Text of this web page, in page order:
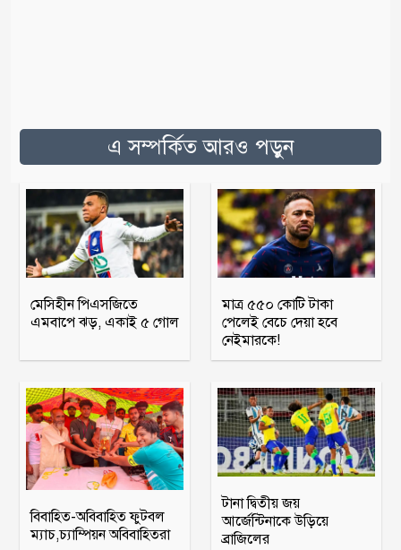
এ সম্পর্কিত আরও পড়ুন
মেসিহীন পিএসজিতে
এমবাপে ঝড়, একাই ৫ গোল
মাত্র ৫৫০ কোটি টাকা
পেলেই বেচে দেয়া হবে
নেইমারকে!
বিবাহিত-অবিবাহিত ফুটবল
ম্যাচ,চ্যাম্পিয়ন অবিবাহিতরা
টানা দ্বিতীয় জয়
আর্জেন্টিনাকে উড়িয়ে
ব্রাজিলের